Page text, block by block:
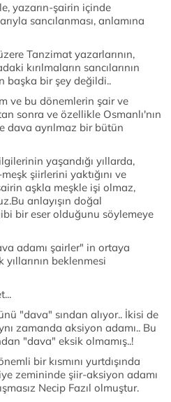
yazarın-şairin içinde
sancılanması, anlamına
Tanzimat yazarlarının,
kırılmaların sancılarının
başka bir şey değildi..
ve bu dönemlerin şair ve
sonra ve özellikle Osmanlı'nın
dava ayrılmaz bir bütün
yaşandığı yıllarda,
şiirlerini yaktığını ve
aşkla meşkle işi olmaz,
anlayışın doğal
bir eser olduğunu söylemeye
adamı şairler" in ortaya
beklenmesi
"dava" sından alıyor.. İkisi de
zamanda aksiyon adamı.. Bu
"dava" eksik olmamış..!
bir kısmını yurtdışında
zemininde şiir-aksiyon adamı
Necip Fazıl olmuştur.